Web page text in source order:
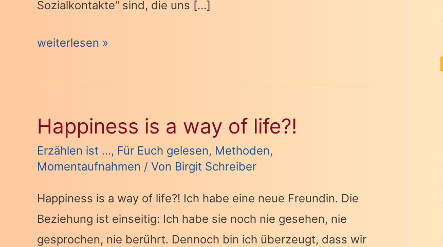
Sozialkontakte“ sind, die uns […]
Fünf
und
weiterlesen »
Happiness is a way of life?!
Erzählen ist ..., Für Euch gelesen, Methoden,
Momentaufnahmen / Von Birgit Schreiber
Happiness is a way of life?! Ich habe eine neue Freundin. Die
Beziehung ist einseitig: Ich habe sie noch nie gesehen, nie
gesprochen, nie berührt. Dennoch bin ich überzeugt, dass wir